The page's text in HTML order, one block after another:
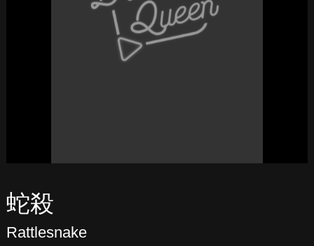
蛇殺
Rattlesnake